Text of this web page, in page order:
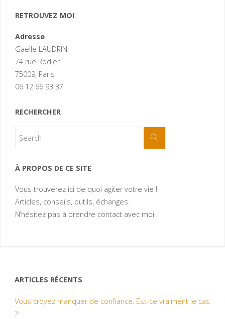
RETROUVEZ MOI
Adresse
Gaelle LAUDRIN
74 rue Rodier
75009, Paris
06 12 66 93 37
RECHERCHER
À PROPOS DE CE SITE
Vous trouverez ici de quoi agiter votre vie !
Articles, conseils, outils, échanges.
N’hésitez pas à prendre contact avec moi.
ARTICLES RÉCENTS
Vous croyez manquer de confiance. Est-ce vraiment le cas
?